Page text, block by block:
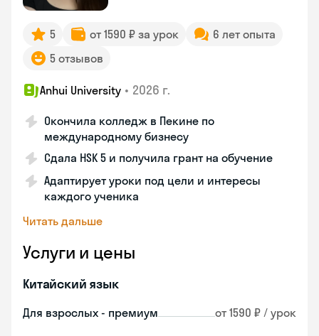
5 от 1590 ₽ за урок
6 лет опыта
5 отзывов
Anhui University • 2026 г.
Окончила колледж в Пекине по
международному бизнесу
Сдала HSK 5 и получила грант на обучение
Адаптирует уроки под цели и интересы
каждого ученика
Читать дальше
Услуги и цены
Китайский язык
Для взрослых - премиум от 1590 ₽ / урок